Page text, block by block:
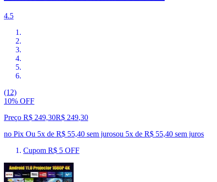
4.5
(12)
10% OFF
Preço R$ 249,30R$ 249,30
no Pix Ou 5x de R$ 55,40 sem jurosou 5x de R$ 55,40 sem juros
Cupom R$ 5 OFF